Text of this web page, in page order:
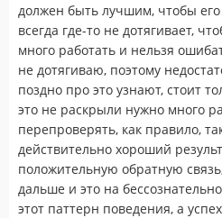
должен быть лучшим, чтобы
всегда где-то не дотягивает,
много работать и нельзя
не дотягиваю, поэтому
поздно про это узнают, стоит
это не раскрыли нужно много
перепроверять, как правило,
действительно хороший
положительную обратную
дальше и это на
этот паттерн поведения, а